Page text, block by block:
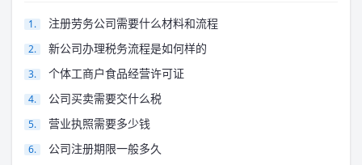
注册劳务公司需要什么材料和流程
新公司办理税务流程是如何样的
个体工商户食品经营许可证
公司买卖需要交什么税
营业执照需要多少钱
公司注册期限一般多久